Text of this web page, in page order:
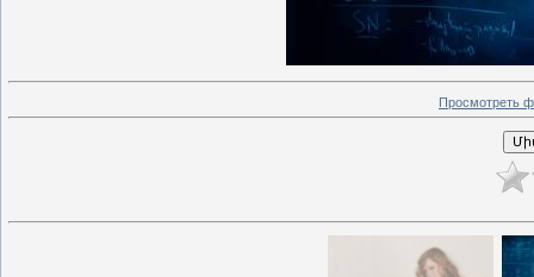
Просмотреть